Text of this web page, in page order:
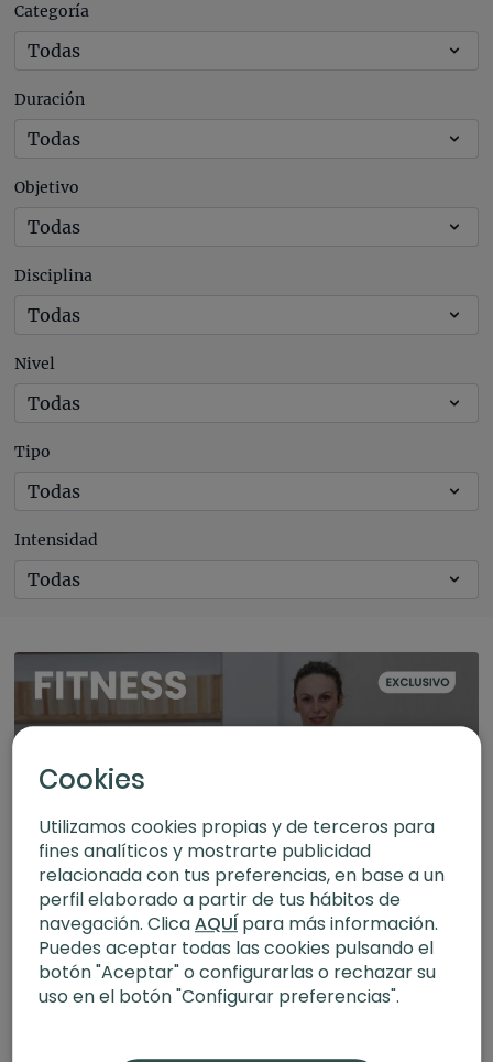
Categoría
Duración
Objetivo
Disciplina
Nivel
Tipo
Intensidad
Core. Fitness con Bea Carrasco
Cookies
Utilizamos cookies propias y de terceros para
fines analíticos y mostrarte publicidad
relacionada con tus preferencias, en base a un
perfil elaborado a partir de tus hábitos de
navegación. ClicaAQUÍpara más información.
Puedes aceptar todas las cookies pulsando el
botón "Aceptar" o configurarlas o rechazar su
uso en el botón "Configurar preferencias".